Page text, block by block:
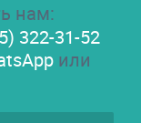
нам:
322-31-52
или